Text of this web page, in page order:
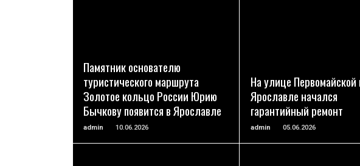
Памятник основателю
туристического маршрута
Золотое кольцо России Юрию
Бычкову появится в Ярославле
admin 10.06.2026
На улице Первомайской
Ярославле начался
гарантийный ремонт
admin 05.06.2026